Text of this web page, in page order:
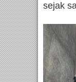
sejak